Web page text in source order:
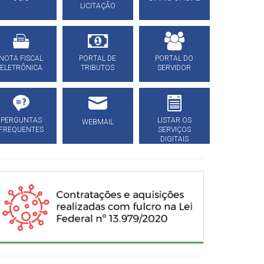
LICITAÇÃO
NOTA FISCAL
ELETRÔNICA
PORTAL DE
TRIBUTOS
PORTAL DO
SERVIDOR
PERGUNTAS
FREQUENTES
WEBMAIL
LISTAR OS
SERVIÇOS
DIGITAIS